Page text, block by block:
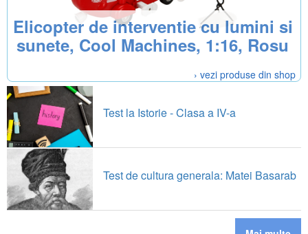
Elicopter de interventie cu lumini si
sunete, Cool Machines, 1:16, Rosu
› vezi produse din shop
Test la Istorie - Clasa a IV-a
Test de cultura generala: Matei Basarab